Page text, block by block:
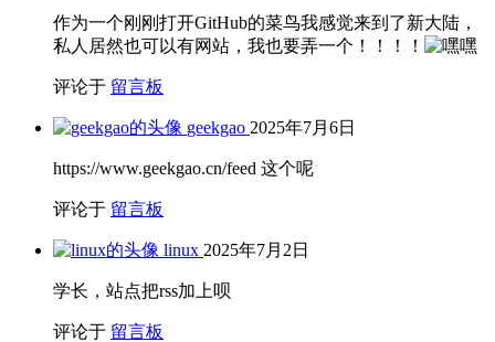
作为一个刚刚打开GitHub的菜鸟我感觉来到了新大陆，
私人居然也可以有网站，我也要弄一个！！！！
评论于 留言板
geekgao 2025年7月6日
https://www.geekgao.cn/feed 这个呢
评论于 留言板
linux 2025年7月2日
学长，站点把rss加上呗
评论于 留言板